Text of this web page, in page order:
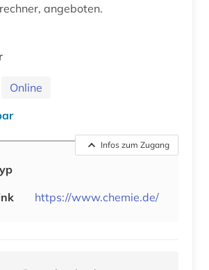
angeboten.
Online
Infos zum Zugang
https://www.chemie.de/